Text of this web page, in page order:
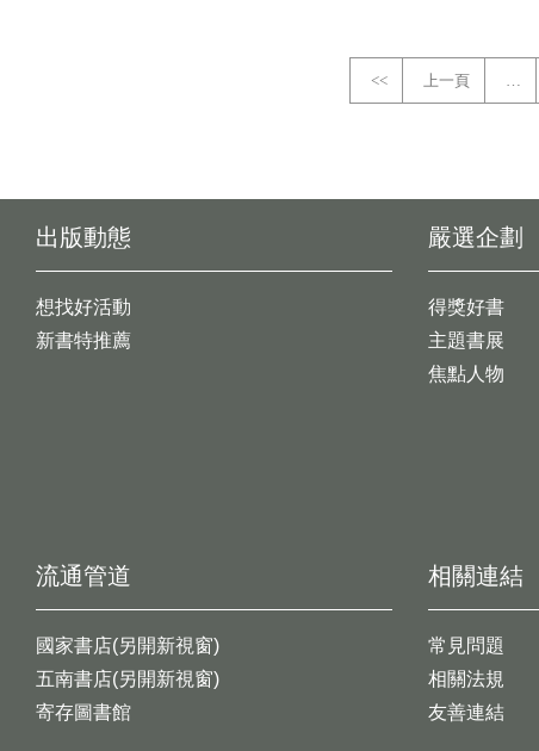
<< 上一頁
出版動態
想找好活動
新書特推薦
嚴選企劃
得獎好書
主題書展
焦點人物
流通管道
國家書店(另開新視窗)
五南書店(另開新視窗)
寄存圖書館
相關連結
常見問題
相關法規
友善連結